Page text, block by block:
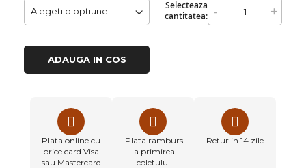
Selecteaza
cantitatea: - +
ADAUGA IN COS
Plata online cu
orice card Visa
sau Mastercard
Plata ramburs
la primirea
coletului
Retur in 14 zile